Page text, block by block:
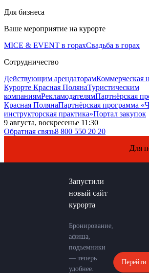
Для бизнеса
Ваше мероприятие на курорте
MICE & EVENT в горахСвадьба в горах
Сотрудничество
Действующим арендаторамКоммерческая
Курорте Красная ПолянаТуристическим
компаниямРекламодателямПартнёрская
Красная ПолянаПартнёрская программа
инструкторская практика»Портал закупок
9 августа, воскресенье 11:30
Обратная связь8 800 550 20 20
Для подъема
Запустили
новый сайт
курорта
Бронирование,
афиша,
подъемники
— теперь
удобнее.
Перейти